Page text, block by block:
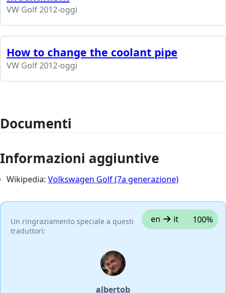
VW Golf 2012-oggi
How to change the coolant pipe
VW Golf 2012-oggi
Documenti
Informazioni aggiuntive
Wikipedia:Volkswagen Golf (7a generazione)
Un ringraziamento speciale a questi
traduttori:
en it 100%
albertob